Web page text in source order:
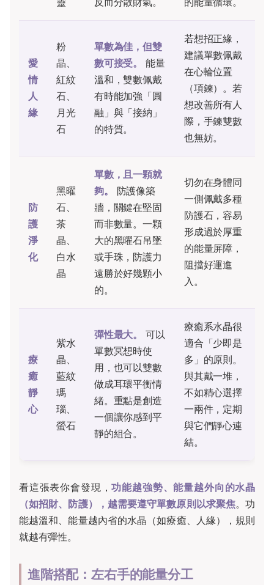
愛
情
人
緣
粉
晶、
紅紋
石、
月光
石
單數為佳，但雙
數可接受。
能量
溫和，雙數佩戴
有時能加強「圓
融」與「接納」
的特質。
若想招正緣，
建議單數佩戴
在心輪位置
（項鍊）。若
想改善所有人
際，手鍊雙數
也無妨。
防
護
淨
化
黑曜
石、
茶
晶、
白水
晶
單數，且一顆就
夠。
防護像築
牆，關鍵在堅固
而非數量。一顆
大的黑曜石吊墜
或手珠，防護力
遠勝於好幾顆小
的。
切勿在身體同
一側佩戴多種
防護石，容易
形成過於厚重
的能量屏障，
阻擋好運進
入。
療
癒
靜
心
紫水
晶、
藍紋
瑪
瑙、
螢石
彈性最大。
可以
單數冥想時使
用，也可以雙數
做成耳環平衡情
緒。重點是創造
一個讓你感到平
靜的組合。
療癒系水晶很
適合「少即是
多」的原則。
與其戴一堆，
不如精心選擇
一兩件，定期
與它們靜心連
結。
看這張表你會發現，功能越強勢、能量越外向的水晶
（如招財、防護），越需要遵守單數原則以求聚焦。功
能越溫和、能量越內省的水晶（如療癒、人緣），規則
就越有彈性。
進階搭配：左右手的能量分工